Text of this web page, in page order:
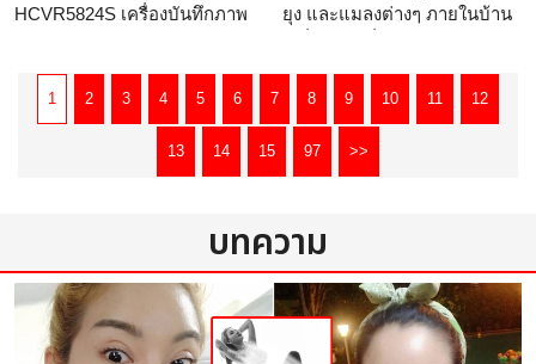
HCVR5824S เครื่องบันทึกภาพ
ร้านpathumdesign
ยุง และแมลงต่างๆ ภายในบ้าน
ร้าน
pon999
1 2 3 4 5 6 7 8 9 10 11 12
13 14 15 97 >>
บทความ